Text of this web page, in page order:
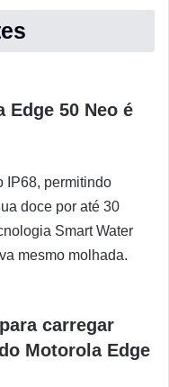
Edge 50 Neo é
IP68, permitindo
doce por até 30
Smart Water
mesmo molhada.
carregar
Motorola Edge